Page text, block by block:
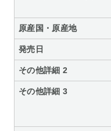
原産国・原産地
発売日
その他詳細 2
その他詳細 3